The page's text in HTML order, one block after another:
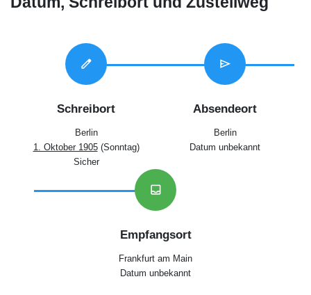
edit
Schreibort
Berlin
1. Oktober 1905(Sonntag)
Sicher
send
Absendeort
Berlin
Datum unbekannt
inbox
Empfangsort
Frankfurt am Main
Datum unbekannt